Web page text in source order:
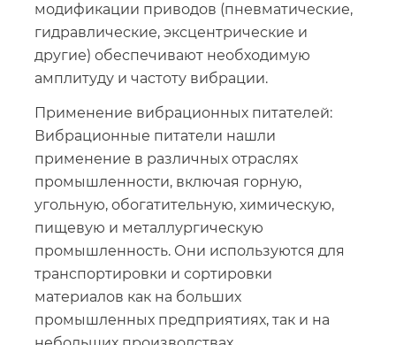
модификации приводов (пневматические,
гидравлические, эксцентрические и
другие) обеспечивают необходимую
амплитуду и частоту вибрации.
Применение вибрационных питателей:
Вибрационные питатели нашли
применение в различных отраслях
промышленности, включая горную,
угольную, обогатительную, химическую,
пищевую и металлургическую
промышленность. Они используются для
транспортировки и сортировки
материалов как на больших
промышленных предприятиях, так и на